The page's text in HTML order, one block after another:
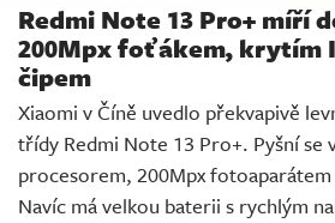
Redmi Note 13 Pro+ míří
200Mpx foťákem, krytím
čipem
Xiaomi v Číně uvedlo překvapivě
třídy Redmi Note 13 Pro+. Pyšní se
procesorem, 200Mpx
Navíc má velkou baterii s rychlým